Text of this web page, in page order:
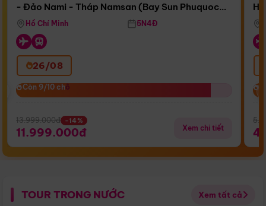
Bay Sun Phuquoc Airways
- Đảo Nami - Tháp Namsan (Bay Sun Phuquoc
Airways)
Hồ Chí Minh 5N4Đ
26/08
Còn 9/10 chỗ
Còn 9/10 chỗ
13.999.000đ -14%
11.999.000đ Xem chi tiết
TOUR TRONG NƯỚC Xem tất cả
Điểm nổi bật